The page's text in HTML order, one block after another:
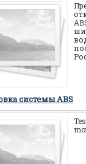
системы ABS